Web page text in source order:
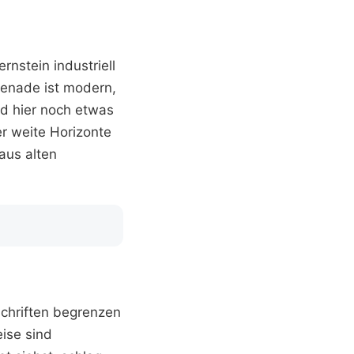
industriell
ist modern,
hier noch etwas
weite Horizonte
alten
begrenzen
sind